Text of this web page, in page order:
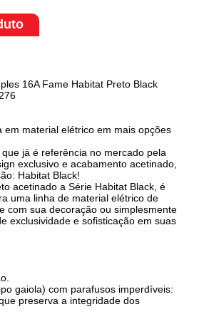
16A Fame Habitat Preto Black
em material elétrico em mais opções
que já é referência no mercado pela
exclusivo e acabamento acetinado,
Habitat Black!
acetinado a Série Habitat Black, é
uma linha de material elétrico de
com sua decoração ou simplesmente
exclusividade e sofisticação em suas
gaiola) com parafusos imperdíveis:
preserva a integridade dos